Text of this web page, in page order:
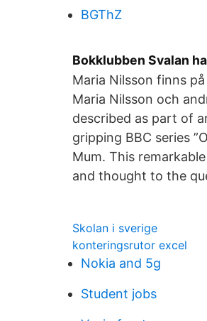
BGThZ
Bokklubben Svalan
Maria Nilsson finns
Maria Nilsson och
described as part of
gripping BBC series
Mum. This
and thought to the
Skolan i sverige
konteringsrutor excel
Nokia and 5g
Student jobs